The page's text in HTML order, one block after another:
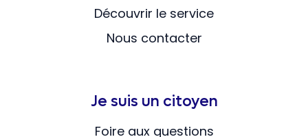
Découvrir le service
Nous contacter
Je suis un citoyen
Foire aux questions